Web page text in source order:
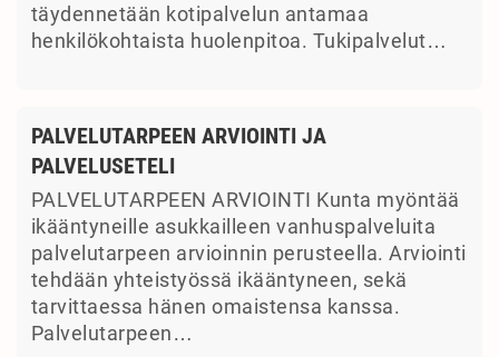
täydennetään kotipalvelun antamaa
henkilökohtaista huolenpitoa. Tukipalvelut…
PALVELUTARPEEN ARVIOINTI JA
PALVELUSETELI
PALVELUTARPEEN ARVIOINTI Kunta myöntää
ikääntyneille asukkailleen vanhuspalveluita
palvelutarpeen arvioinnin perusteella. Arviointi
tehdään yhteistyössä ikääntyneen, sekä
tarvittaessa hänen omaistensa kanssa.
Palvelutarpeen…